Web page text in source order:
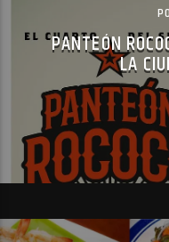
PANTEÓN
LA